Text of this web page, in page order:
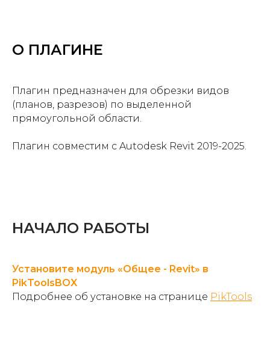
О ПЛАГИНЕ
Плагин предназначен для обрезки видов
(планов, разрезов) по выделенной
прямоугольной области.
Плагин совместим с Autodesk Revit 2019-2025.
НАЧАЛО РАБОТЫ
Установите модуль «Общее - Revit» в
PikToolsBOX
Подробнее об установке на странице PikTools